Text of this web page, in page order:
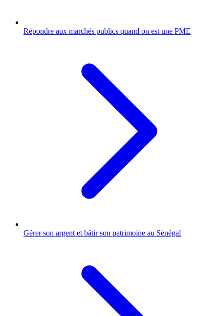
Répondre aux marchés publics quand on est une PME
Gérer son argent et bâtir son patrimoine au Sénégal